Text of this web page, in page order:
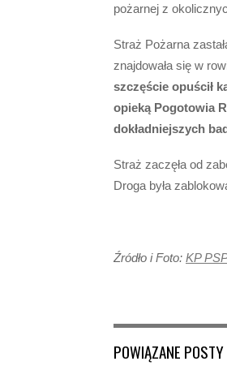
pożarnej z
Straż Pożarna
znajdowała się w
szczęście opuścił
opieką Pogotowia
dokładniejszych
Straż zaczęła od
Droga była
Źródło i Foto: KP
POWIĄZANE POSTY